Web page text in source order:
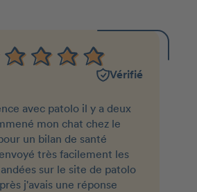
Vérifié
avec patolo il y a deux
mon chat chez le
un bilan de santé
très facilement les
sur le site de patolo
j'avais une réponse